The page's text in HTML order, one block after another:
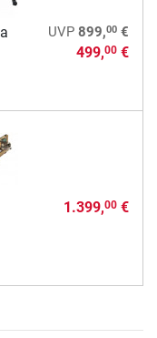
UVP 899,00€
499,00€
1.399,00€